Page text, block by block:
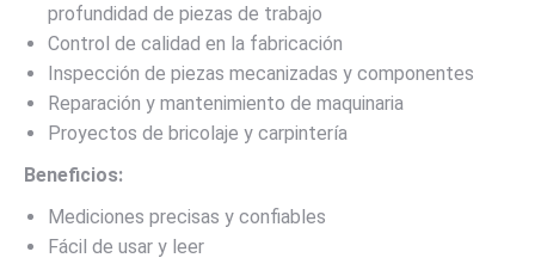
profundidad de piezas de trabajo
Control de calidad en la fabricación
Inspección de piezas mecanizadas y componentes
Reparación y mantenimiento de maquinaria
Proyectos de bricolaje y carpintería
Beneficios:
Mediciones precisas y confiables
Fácil de usar y leer